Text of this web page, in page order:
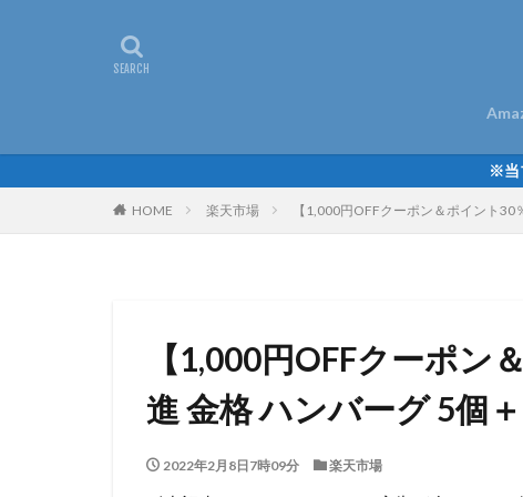
※当
HOME 楽天市場 【1,000円OFFクーポン＆ポイント
【1,000円OFFクーポン
進 金格 ハンバーグ 5個
2022年2月8日7時09分 楽天市場